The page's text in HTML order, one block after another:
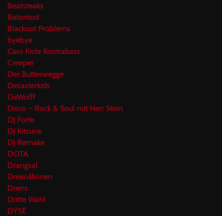
Beatsteaks
Betontod
Blackout Problems
byebye
Caro Kiste Kontrabass
Creeper
Der Butterwegge
Desasterkids
DeWolff
Disco – Rock & Soul mit Herr Stein
DJ Forte
DJ Kitsune
DJ Remake
DOTA
Drangsal
Dreimillionen
Drens
Dritte Wahl
DŸSE